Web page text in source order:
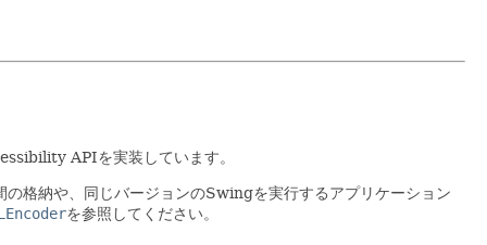
APIを実装しています。
の格納や、同じバージョンのSwingを実行するアプリケーション
を参照してください。